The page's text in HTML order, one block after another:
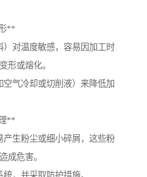
**
对温度敏感，容易因加工时
形或熔化。
气冷却或切削液）来降低加
**
生粉尘或细小碎屑，这些粉
成危害。